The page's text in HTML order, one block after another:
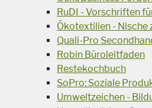
RuDI - Vorschriften
Ökotextilien - Nische
Quali-Pro
Robin Büroleitfaden
Restekochbuch
SoPro: Soziale
Umweltzeichen -